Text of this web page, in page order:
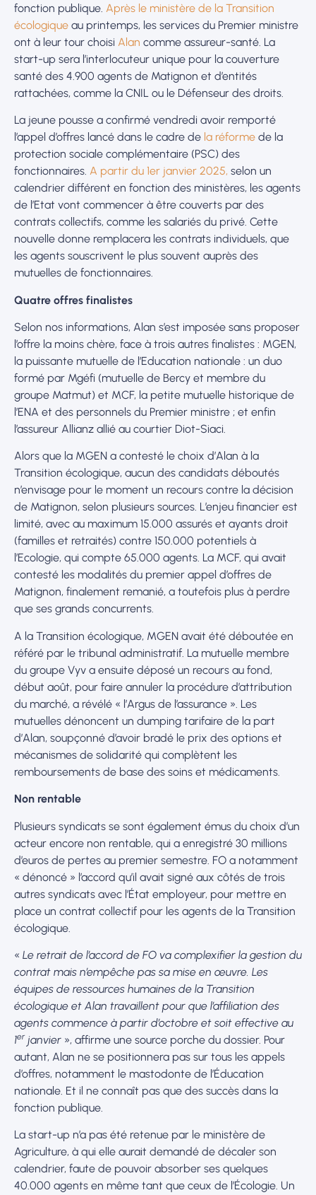
fonction publique. Après le ministère de la Transition
écologique au printemps, les services du Premier ministre
ont à leur tour choisi Alan comme assureur-santé. La
start-up sera l’interlocuteur unique pour la couverture
santé des 4.900 agents de Matignon et d’entités
rattachées, comme la CNIL ou le Défenseur des droits.
La jeune pousse a confirmé vendredi avoir remporté
l’appel d’offres lancé dans le cadre de la réforme de la
protection sociale complémentaire (PSC) des
fonctionnaires. A partir du 1er janvier 2025, selon un
calendrier différent en fonction des ministères, les agents
de l’Etat vont commencer à être couverts par des
contrats collectifs, comme les salariés du privé. Cette
nouvelle donne remplacera les contrats individuels, que
les agents souscrivent le plus souvent auprès des
mutuelles de fonctionnaires.
Quatre offres finalistes
Selon nos informations, Alan s’est imposée sans proposer
l’offre la moins chère, face à trois autres finalistes : MGEN,
la puissante mutuelle de l’Education nationale : un duo
formé par Mgéfi (mutuelle de Bercy et membre du
groupe Matmut) et MCF, la petite mutuelle historique de
l’ENA et des personnels du Premier ministre ; et enfin
l’assureur Allianz allié au courtier Diot-Siaci.
Alors que la MGEN a contesté le choix d’Alan à la
Transition écologique, aucun des candidats déboutés
n’envisage pour le moment un recours contre la décision
de Matignon, selon plusieurs sources. L’enjeu financier est
limité, avec au maximum 15.000 assurés et ayants droit
(familles et retraités) contre 150.000 potentiels à
l’Ecologie, qui compte 65.000 agents. La MCF, qui avait
contesté les modalités du premier appel d’offres de
Matignon, finalement remanié, a toutefois plus à perdre
que ses grands concurrents.
A la Transition écologique, MGEN avait été déboutée en
référé par le tribunal administratif. La mutuelle membre
du groupe Vyv a ensuite déposé un recours au fond,
début août, pour faire annuler la procédure d’attribution
du marché, a révélé « l’Argus de l’assurance ». Les
mutuelles dénoncent un dumping tarifaire de la part
d’Alan, soupçonné d’avoir bradé le prix des options et
mécanismes de solidarité qui complètent les
remboursements de base des soins et médicaments.
Non rentable
Plusieurs syndicats se sont également émus du choix d’un
acteur encore non rentable, qui a enregistré 30 millions
d’euros de pertes au premier semestre. FO a notamment
« dénoncé » l’accord qu’il avait signé aux côtés de trois
autres syndicats avec l’État employeur, pour mettre en
place un contrat collectif pour les agents de la Transition
écologique.
« Le retrait de l’accord de FO va complexifier la gestion du
contrat mais n’empêche pas sa mise en œuvre. Les
équipes de ressources humaines de la Transition
écologique et Alan travaillent pour que l’affiliation des
agents commence à partir d’octobre et soit effective au
1erjanvier », affirme une source porche du dossier. Pour
autant, Alan ne se positionnera pas sur tous les appels
d’offres, notamment le mastodonte de l’Éducation
nationale. Et il ne connaît pas que des succès dans la
fonction publique.
La start-up n’a pas été retenue par le ministère de
Agriculture, à qui elle aurait demandé de décaler son
calendrier, faute de pouvoir absorber ses quelques
40.000 agents en même tant que ceux de l’Écologie. Un